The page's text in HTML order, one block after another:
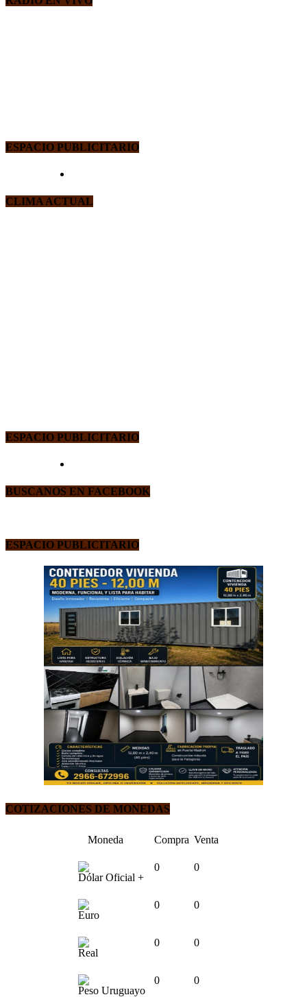
ESPACIO PUBLICITARIO
CLIMA ACTUAL
ESPACIO PUBLICITARIO
BUSCANOS EN FACEBOOK
ESPACIO PUBLICITARIO
COTIZACIONES DE MONEDAS
Moneda Compra Venta
Dólar Oficial +
0 0
Euro
0 0
Real
0 0
Peso Uruguayo
0 0